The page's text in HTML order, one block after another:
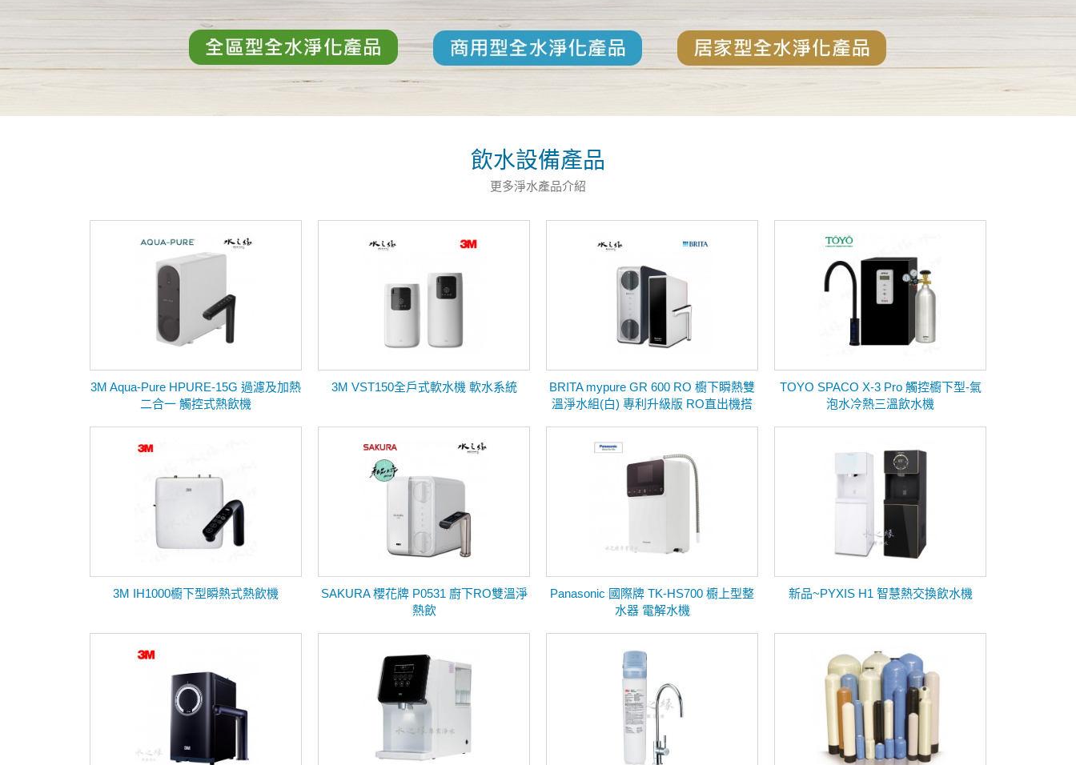
飲水設備產品
更多淨水產品介紹
3M Aqua-Pure HPURE-15G 過濾及加熱
二合一 觸控式熱飲機
3M VST150全戶式軟水機 軟水系統
BRITA mypure GR 600 RO 櫥下瞬熱雙
溫淨水組(白) 專利升級版 RO直出機搭
TOYO SPACO X-3 Pro 觸控櫥下型-氣
泡水冷熱三溫飲水機
3M IH1000櫥下型瞬熱式熱飲機
SAKURA 櫻花牌 P0531 廚下RO雙溫淨
熱飲
Panasonic 國際牌 TK-HS700 櫥上型整
水器 電解水機
新品~PYXIS H1 智慧熱交換飲水機